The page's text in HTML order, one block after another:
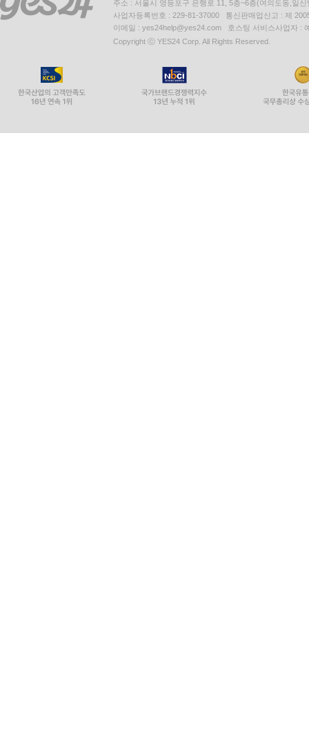
주소 : 서울시 영등포구 은행로 11, 5층~6층(여의도동,일신
사업자등록번호 : 229-81-37000 통신판매업신고 : 제
이메일 : yes24help@yes24.com 호스팅 서비스사업자 :
Copyright ⓒ YES24 Corp. All Rights Reserved.